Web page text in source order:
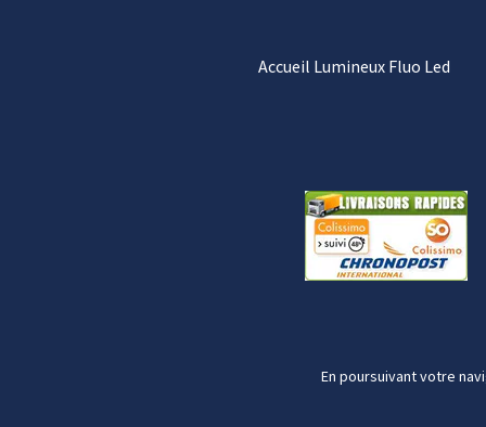
Accueil Lumineux Fluo Led
En poursuivant votre